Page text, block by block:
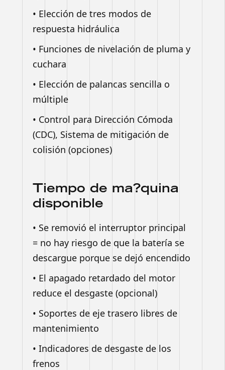
• Elección de tres modos de
respuesta hidráulica
• Funciones de nivelación de pluma y
cuchara
• Elección de palancas sencilla o
múltiple
• Control para Dirección Cómoda
(CDC), Sistema de mitigación de
colisión (opciones)
Tiempo de ma?quina
disponible
• Se removió el interruptor principal
= no hay riesgo de que la batería se
descargue porque se dejó encendido
• El apagado retardado del motor
reduce el desgaste (opcional)
• Soportes de eje trasero libres de
mantenimiento
• Indicadores de desgaste de los
frenos